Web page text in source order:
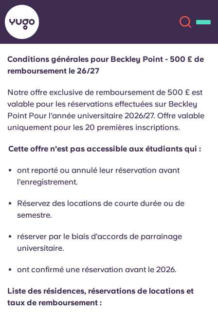
À propos
Lieux
Plus
Compte Langue
Español
Sélectionnez une ville
Choisissez une résidence
Se connecter
Réservez maintenant
English (GB)
English (US)
Chinese Español
Català
Italian
Portuguese
Conditions générales pour Beckley Point - 500 £ de
remboursement le 26/27
Notre offre exclusive de remboursement de 500 £ est
valable pour les réservations effectuées sur Beckley
Point Pour l'année universitaire 2026/27. Offre valable
uniquement pour les 20 premières inscriptions.
Cette offre n'est pas accessible aux étudiants qui :
ont reporté ou annulé leur réservation avant
l'enregistrement.
Réservez des locations de courte durée ou de
semestre.
réserver par le biais d'accords de parrainage
universitaire.
ont confirmé une réservation avant le 2026.
Liste des résidences, réservations de locations et
taux de remboursement :